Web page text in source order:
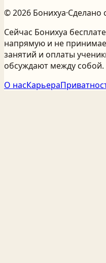
©2026 Бонихуа·Сделано
Сейчас Бонихуа
напрямую и не
занятий и оплаты
обсуждают между собой.
О насКарьера